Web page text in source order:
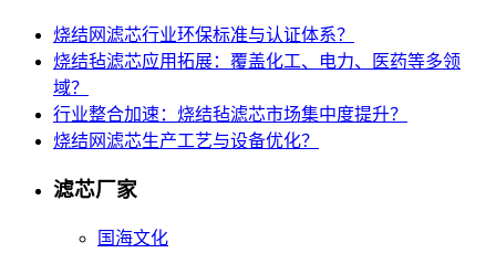
烧结网滤芯行业环保标准与认证体系？
烧结毡滤芯应用拓展：覆盖化工、电力、医药等多领
域？
行业整合加速：烧结毡滤芯市场集中度提升？
烧结网滤芯生产工艺与设备优化？
滤芯厂家
国海文化